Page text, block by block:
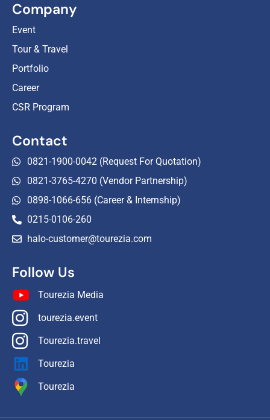
Company
Event
Tour & Travel
Portfolio
Career
CSR Program
Contact
0821-1900-0042 (Request For Quotation)
0821-3765-4270 (Vendor Partnership)
0898-1066-656 (Career & Internship)
0215-0106-260
halo-customer@tourezia.com
Follow Us
Tourezia Media
tourezia.event
Tourezia.travel
Tourezia
Tourezia